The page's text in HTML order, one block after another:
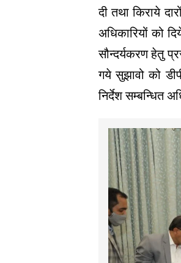
दी तथा किराये
अधिकारियों को
सौन्दर्यकरण हेतु
गये सुझावो को
निर्देश सम्बन्धित